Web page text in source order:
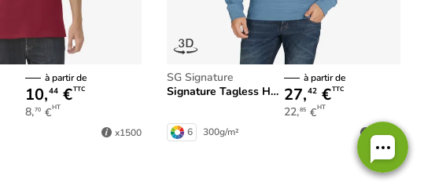
à partir de
8,70 €HT
10,44 €TTC
x1500
SG Signature
Signature Tagless Hooded Sweatshirt Unisex
à partir de
22,85 €HT
27,42 €TTC
6 300g/m² x1500